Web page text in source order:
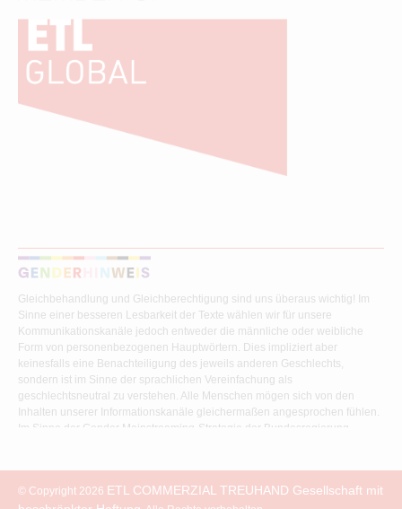
Gleichbehandlung und Gleichberechtigung sind uns überaus wichtig! Im
Sinne einer besseren Lesbarkeit der Texte wählen wir für unsere
Kommunikationskanäle jedoch entweder die männliche oder weibliche
Form von personenbezogenen Hauptwörtern. Dies impliziert aber
keinesfalls eine Benachteiligung des jeweils anderen Geschlechts,
sondern ist im Sinne der sprachlichen Vereinfachung als
geschlechtsneutral zu verstehen. Alle Menschen mögen sich von den
Inhalten unserer Informationskanäle gleichermaßen angesprochen fühlen.
Im Sinne der Gender Mainstreaming-Strategie der Bundesregierung
© Copyright 2026 ETL COMMERZIAL TREUHAND Gesellschaft mit